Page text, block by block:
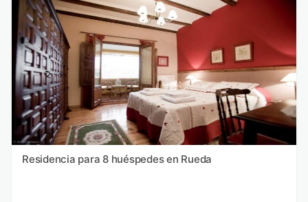
Residencia para 8 huéspedes en Rueda